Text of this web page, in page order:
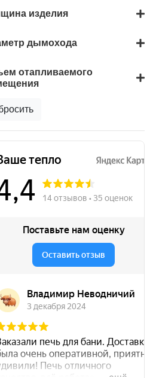
изделия
дымохода
отапливаемого